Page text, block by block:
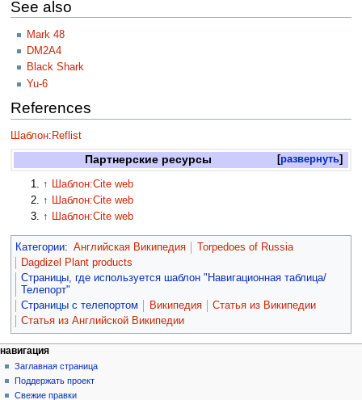
See also
Mark 48
DM2A4
Black Shark
Yu-6
References
Шаблон:Reflist
развернуть
Партнерские ресурсы
↑
Шаблон:Cite web
↑ Шаблон:Cite web
↑ Шаблон:Cite web
Категории: Английская Википедия
Torpedoes of Russia
Dagdizel Plant products
Страницы, где используется шаблон "Навигационная таблица/
Телепорт"
Страницы с телепортом
Википедия
Статья из Википедии
Статья из Английской Википедии
навигация
Заглавная страница
Поддержать проект
Свежие правки